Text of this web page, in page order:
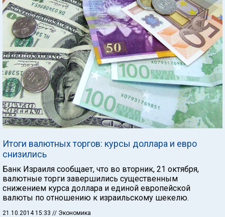
Итоги валютных торгов: курсы доллара и евро
снизились
Банк Израиля сообщает, что во вторник, 21 октября,
валютные торги завершились существенным
снижением курса доллара и единой европейской
валюты по отношению к израильскому шекелю.
21.10.2014 15:33 // Экономика